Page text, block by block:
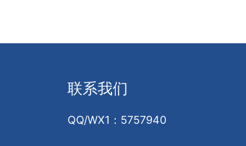
联系我们
QQ/WX1：5757940